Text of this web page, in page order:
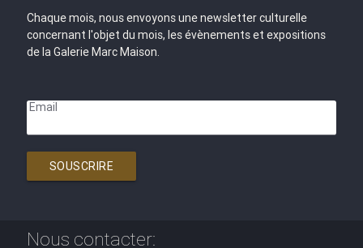
Chaque mois, nous envoyons une newsletter culturelle
concernant l'objet du mois, les évènements et expositions
de la Galerie Marc Maison.
Email
SOUSCRIRE
Nous contacter: